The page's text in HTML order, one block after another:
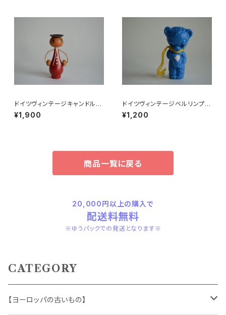
ドイツヴィンテージキャンドルホ
ルダーにっこり赤
¥1,900
ドイツヴィンテージベルリンプラ
ベア青204
¥1,200
商品一覧に戻る
20,000円以上の購入で
配送料無料
※ゆうパックでの発送となります※
CATEGORY
【ヨーロッパの古いもの】